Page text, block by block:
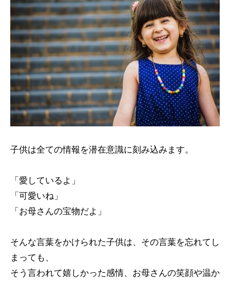
子供は全ての情報を潜在意識に刻み込みます。
「愛しているよ」
「可愛いね」
「お母さんの宝物だよ」
そんな言葉をかけられた子供は、その言葉を忘れてし
まっても、
そう言われて嬉しかった感情、お母さんの笑顔や温か